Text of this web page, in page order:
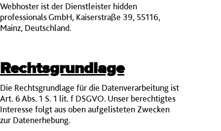
Webhoster ist der Dienstleister hidden
professionals GmbH, Kaiserstraße 39, 55116,
Mainz, Deutschland.
Rechtsgrundlage
Die Rechtsgrundlage für die Datenverarbeitung ist
Art. 6 Abs. 1 S. 1 lit. f DSGVO. Unser berechtigtes
Interesse folgt aus oben aufgelisteten Zwecken
zur Datenerhebung.